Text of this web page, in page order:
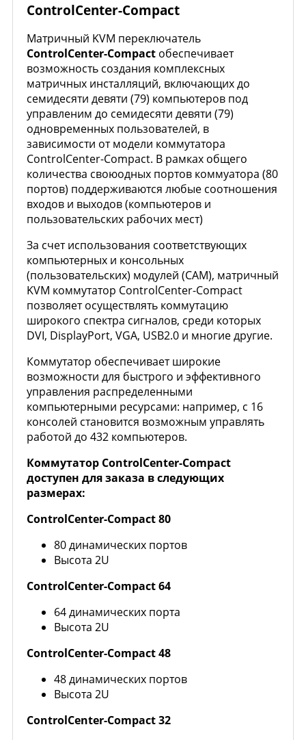
ControlCenter-Compact
Матричный KVM переключатель
ControlCenter-Compact обеспечивает
возможность создания комплексных
матричных инсталляций, включающих до
семидесяти девяти (79) компьютеров под
управленим до семидесяти девяти (79)
одновременных пользователей, в
зависимости от модели коммутатора
ControlCenter-Compact. В рамках общего
количества своюодных портов коммуатора (80
портов) поддерживаются любые соотношения
входов и выходов (компьютеров и
пользовательских рабочих мест)
За счет использования соответствующих
компьютерных и консольных
(пользовательских) модулей (CAM), матричный
KVM коммутатор ControlCenter-Compact
позволяет осуществлять коммутацию
широкого спектра сигналов, среди которых
DVI, DisplayPort, VGA, USB2.0 и многие другие.
Коммутатор обеспечивает широкие
возможности для быстрого и эффективного
управления распределенными
компьютерными ресурсами: например, с 16
консолей становится возможным управлять
работой до 432 компьютеров.
Коммутатор ControlCenter-Compact
доступен для заказа в следующих
размерах:
ControlCenter-Compact 80
80 динамических портов
Высота 2U
ControlCenter-Compact 64
64 динамических порта
Высота 2U
ControlCenter-Compact 48
48 динамических портов
Высота 2U
ControlCenter-Compact 32